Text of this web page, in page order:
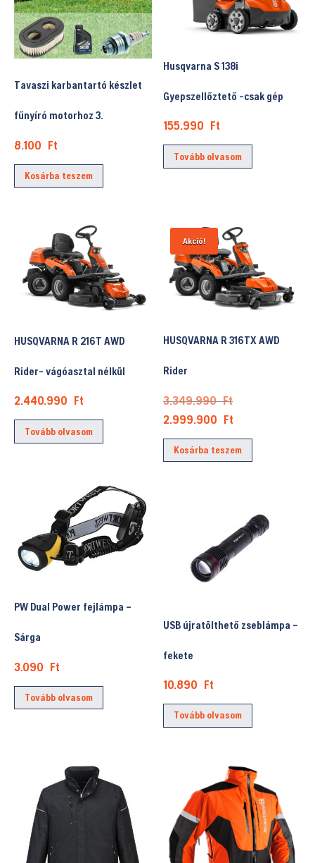
Tavaszi karbantartó készlet
fűnyíró motorhoz 3.
8.100 Ft
Kosárba teszem
Husqvarna S 138i
Gyepszellőztető -csak gép
155.990 Ft
Tovább olvasom
HUSQVARNA R 216T AWD
Rider- vágóasztal nélkül
2.440.990 Ft
Tovább olvasom
Akció!
HUSQVARNA R 316TX AWD
Rider
3.349.990FtOriginal
price
was:
3.349.990 Ft.
2.999.900 Ft
price
is:
Kosárba teszem
PW Dual Power fejlámpa –
Sárga
3.090 Ft
Tovább olvasom
USB újratölthető zseblámpa –
fekete
10.890 Ft
Tovább olvasom